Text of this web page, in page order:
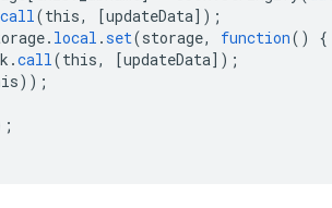
call(this, [updateData] );
. local .set(storage, function()
{
.call(this, [updateData] );
));